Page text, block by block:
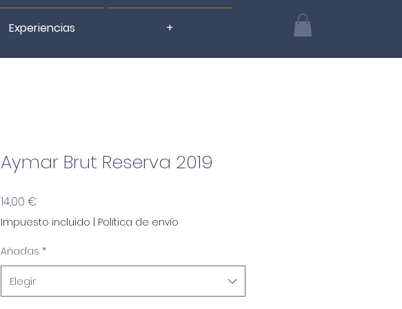
Experiencias +
Aymar Brut Reserva 2019
14,00 €
Impuesto incluido Política de envío
Añadas *
Elegir